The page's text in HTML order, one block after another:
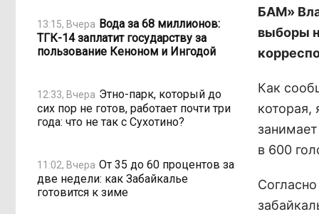
13:15, Вчера Вода за 68 миллионов:
ТГК-14 заплатит государству за
пользование Кеноном и Ингодой
12:33, Вчера Этно-парк, который до
сих пор не готов, работает почти три
года: что не так с Сухотино?
11:02, Вчера От 35 до 60 процентов за
две недели: как Забайкалье
готовится к зиме
БАМ»
выборы
Как
которая,
в 600